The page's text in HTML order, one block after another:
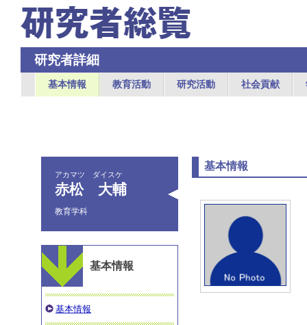
研究者詳細
基本情報 教育活動 研究活動 社会貢献
アカマツ ダイスケ
赤松 大輔
教育学科
基本情報
基本情報
基本情報